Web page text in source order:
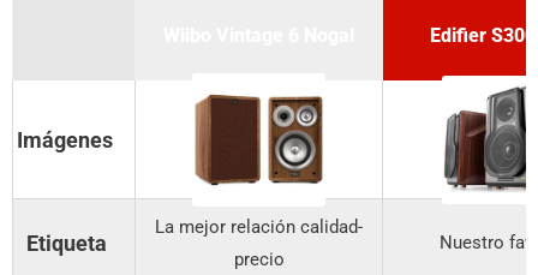
Edifier
Imágenes
Etiqueta
La mejor relación calidad-
precio
Nuestro